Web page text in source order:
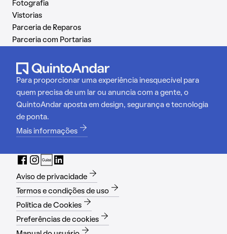
Fotografia
Vistorias
Parceria de Reparos
Parceria com Portarias
Para proporcionar uma experiência inesquecível para
quem precisa de um lar ou anuncia com a gente, o
QuintoAndar aposta em design, segurança e tecnologia
de ponta.
Mais informações
Aviso de privacidade
Termos e condições de uso
Política de Cookies
Preferências de cookies